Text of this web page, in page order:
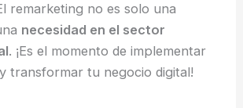
remarketing no es solo una
necesidad en el sector
. ¡Es el momento de implementar
transformar tu negocio digital!